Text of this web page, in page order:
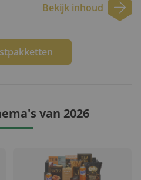
Bekijk inhoud
van 2026